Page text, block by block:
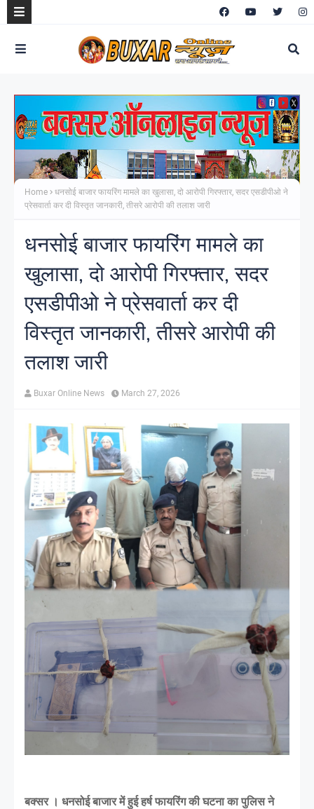
Home
धनसोई बाजार फायरिंग मामले का खुलासा, दो आरोपी गिरफ्तार, सदर एसडीपीओ ने
प्रेसवार्ता कर दी विस्तृत जानकारी, तीसरे आरोपी की तलाश जारी
धनसोई बाजार फायरिंग मामले का
खुलासा, दो आरोपी गिरफ्तार, सदर
एसडीपीओ ने प्रेसवार्ता कर दी
विस्तृत जानकारी, तीसरे आरोपी की
तलाश जारी
Buxar Online News March 27, 2026
बक्सर । धनसोई बाजार में हुई हर्ष फायरिंग की घटना का पुलिस ने